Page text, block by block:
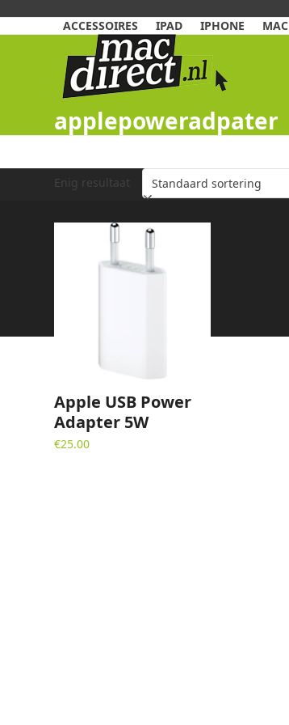
ACCESSOIRES
IPAD IPHONE MAC
applepoweradpater
Enig resultaat
Apple USB Power
Adapter 5W
€25.00